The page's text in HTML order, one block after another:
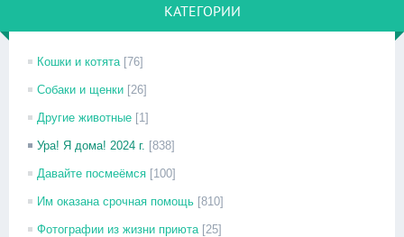
КАТЕГОРИИ
Кошки и котята [76]
Собаки и щенки [26]
Другие животные [1]
Ура! Я дома! 2024 г. [838]
Давайте посмеёмся [100]
Им оказана срочная помощь [810]
Фотографии из жизни приюта [25]